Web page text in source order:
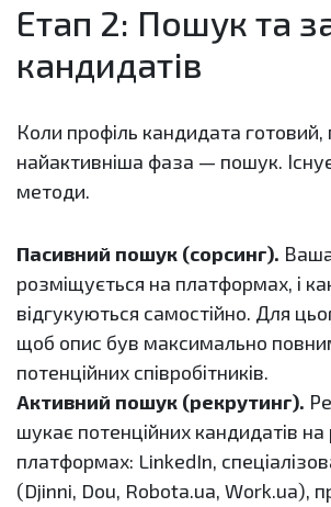
Етап 2: Пошук та
кандидатів
Коли профіль кандидата готовий,
найактивніша фаза — пошук.
методи.
Пасивний пошук (сорсинг).
розміщується на платформах, і
відгукуються самостійно. Для
щоб опис був максимально
потенційних співробітників.
Активний пошук (рекрутинг).
шукає потенційних кандидатів на
платформах: LinkedIn,
(Djinni, Dou, Robota.ua, Work.ua),